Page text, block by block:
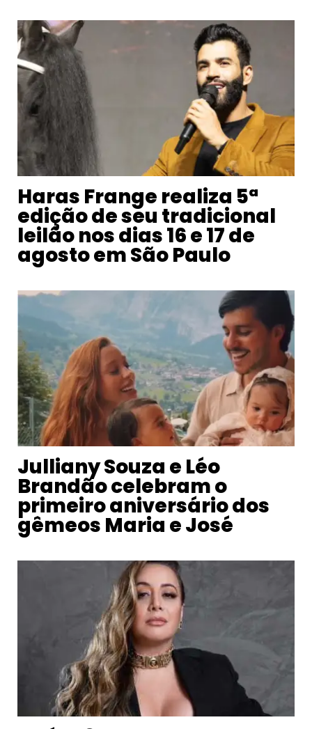
Haras Frange realiza 5ª
edição de seu tradicional
leilão nos dias 16 e 17 de
agosto em São Paulo
Julliany Souza e Léo
Brandão celebram o
primeiro aniversário dos
gêmeos Maria e José